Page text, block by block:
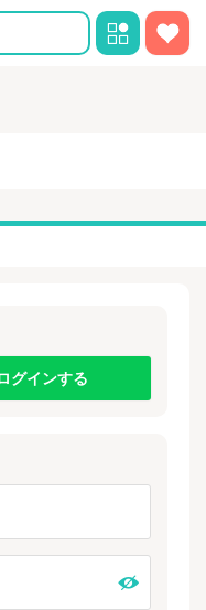
グインする